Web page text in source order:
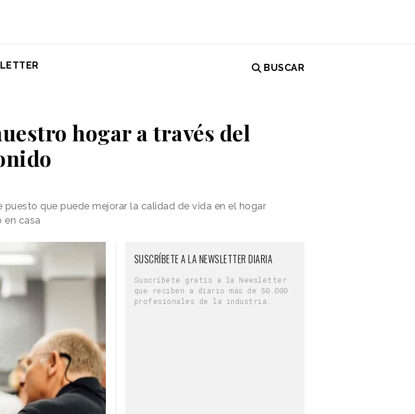
BUSCAR
hogar a través del
que puede mejorar la calidad de vida en el hogar
en casa
SUSCRÍBETE A LA NEWSLETTER DIARIA
Suscríbete gratis a la Newsletter
que reciben a diario más de 50.000
profesionales de la industria.